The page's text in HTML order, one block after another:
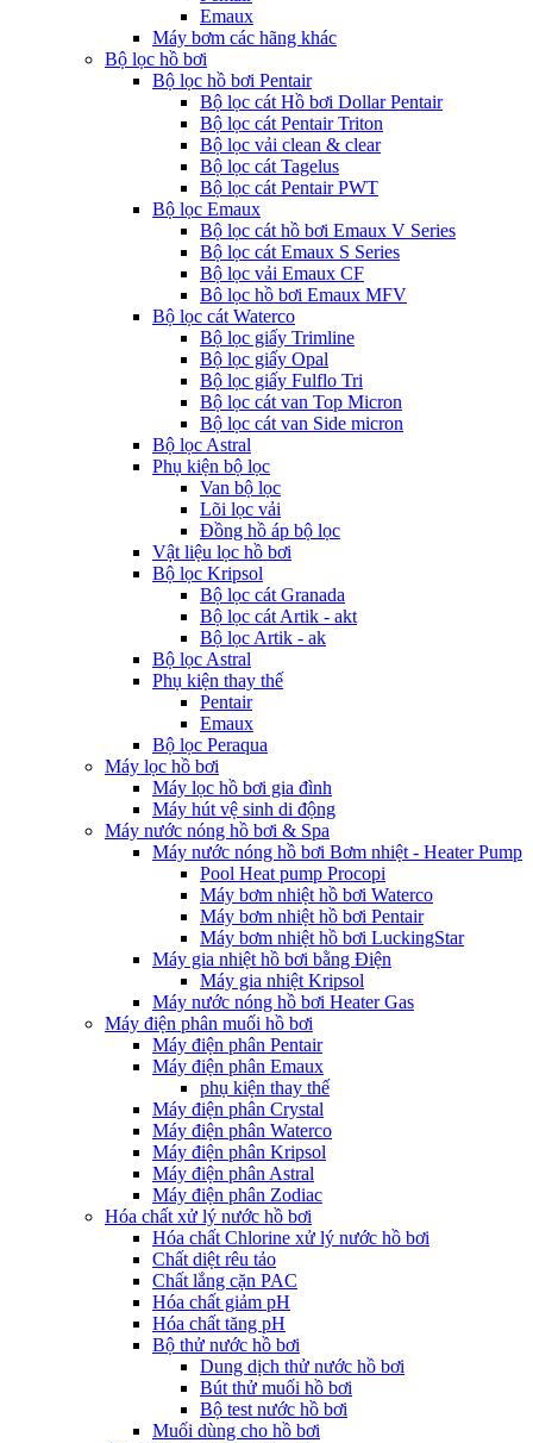
Emaux
Máy bơm các hãng khác
Bộ lọc hồ bơi
Bộ lọc hồ bơi Pentair
Bộ lọc cát Hồ bơi Dollar Pentair
Bộ lọc cát Pentair Triton
Bộ lọc vải clean & clear
Bộ lọc cát Tagelus
Bộ lọc cát Pentair PWT
Bộ lọc Emaux
Bộ lọc cát hồ bơi Emaux V Series
Bộ lọc cát Emaux S Series
Bộ lọc vải Emaux CF
Bô lọc hồ bơi Emaux MFV
Bộ lọc cát Waterco
Bộ lọc giấy Trimline
Bộ lọc giấy Opal
Bộ lọc giấy Fulflo Tri
Bộ lọc cát van Top Micron
Bộ lọc cát van Side micron
Bộ lọc Astral
Phụ kiện bộ lọc
Van bộ lọc
Lõi lọc vải
Đồng hồ áp bộ lọc
Vật liệu lọc hồ bơi
Bộ lọc Kripsol
Bộ lọc cát Granada
Bộ lọc cát Artik - akt
Bộ lọc Artik - ak
Bộ lọc Astral
Phụ kiện thay thế
Pentair
Emaux
Bộ lọc Peraqua
Máy lọc hồ bơi
Máy lọc hồ bơi gia đình
Máy hút vệ sinh di động
Máy nước nóng hồ bơi & Spa
Máy nước nóng hồ bơi Bơm nhiệt - Heater Pump
Pool Heat pump Procopi
Máy bơm nhiệt hồ bơi Waterco
Máy bơm nhiệt hồ bơi Pentair
Máy bơm nhiệt hồ bơi LuckingStar
Máy gia nhiệt hồ bơi bằng Điện
Máy gia nhiệt Kripsol
Máy nước nóng hồ bơi Heater Gas
Máy điện phân muối hồ bơi
Máy điện phân Pentair
Máy điện phân Emaux
phụ kiện thay thế
Máy điện phân Crystal
Máy điện phân Waterco
Máy điện phân Kripsol
Máy điện phân Astral
Máy điện phân Zodiac
Hóa chất xử lý nước hồ bơi
Hóa chất Chlorine xử lý nước hồ bơi
Chất diệt rêu tảo
Chất lắng cặn PAC
Hóa chất giảm pH
Hóa chất tăng pH
Bộ thử nước hồ bơi
Dung dịch thử nước hồ bơi
Bút thử muối hồ bơi
Bộ test nước hồ bơi
Muối dùng cho hồ bơi